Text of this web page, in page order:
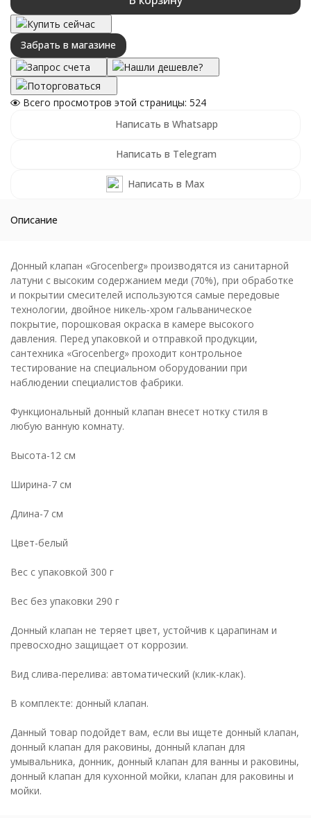
Купить сейчас
Забрать в магазине
Запрос счета
Нашли дешевле?
Поторговаться
Всего просмотров этой страницы: 524
Написать в Whatsapp
Написать в Telegram
Написать в Max
Описание
Донный клапан «Grocenberg» производятся из санитарной
латуни с высоким содержанием меди (70%), при обработке
и покрытии смесителей используются самые передовые
технологии, двойное никель-хром гальваническое
покрытие, порошковая окраска в камере высокого
давления. Перед упаковкой и отправкой продукции,
сантехника «Grocenberg» проходит контрольное
тестирование на специальном оборудовании при
наблюдении специалистов фабрики.
Функциональный донный клапан внесет нотку стиля в
любую ванную комнату.
Высота-12 см
Ширина-7 см
Длина-7 см
Цвет-белый
Вес с упаковкой 300 г
Вес без упаковки 290 г
Донный клапан не теряет цвет, устойчив к царапинам и
превосходно защищает от коррозии.
Вид слива-перелива: автоматический (клик-клак).
В комплекте: донный клапан.
Данный товар подойдет вам, если вы ищете донный клапан,
донный клапан для раковины, донный клапан для
умывальника, донник, донный клапан для ванны и раковины,
донный клапан для кухонной мойки, клапан для раковины и
мойки.